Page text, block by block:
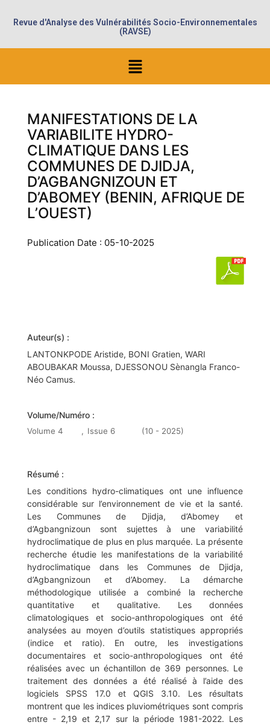
Revue d'Analyse des Vulnérabilités Socio-Environnementales
(RAVSE)
MANIFESTATIONS DE LA
VARIABILITE HYDRO-
CLIMATIQUE DANS LES
COMMUNES DE DJIDJA,
D’AGBANGNIZOUN ET
D’ABOMEY (BENIN, AFRIQUE DE
L’OUEST)
Publication Date : 05-10-2025
Auteur(s) :
LANTONKPODE Aristide, BONI Gratien, WARI
ABOUBAKAR Moussa, DJESSONOU Sènangla Franco-
Néo Camus.
Volume/Numéro :
Volume 4 , Issue 6 (10 - 2025)
Résumé :
Les conditions hydro-climatiques ont une influence
considérable sur l’environnement de vie et la santé.
Les Communes de Djidja, d’Abomey et
d’Agbangnizoun sont sujettes à une variabilité
hydroclimatique de plus en plus marquée. La présente
recherche étudie les manifestations de la variabilité
hydroclimatique dans les Communes de Djidja,
d’Agbangnizoun et d’Abomey. La démarche
méthodologique utilisée a combiné la recherche
quantitative et qualitative. Les données
climatologiques et socio-anthropologiques ont été
analysées au moyen d’outils statistiques appropriés
(indice et ratio). En outre, les investigations
documentaires et socio-anthropologiques ont été
réalisées avec un échantillon de 369 personnes. Le
traitement des données a été réalisé à l’aide des
logiciels SPSS 17.0 et QGIS 3.10. Les résultats
montrent que les indices pluviométriques sont compris
entre - 2,19 et 2,17 sur la période 1981-2022. Les